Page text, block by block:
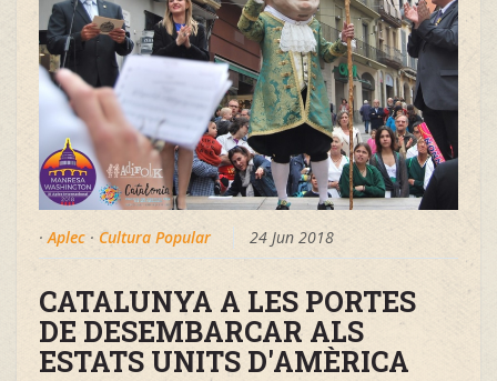
·Aplec · Cultura Popular 24 Jun 2018
CATALUNYA A LES PORTES
DE DESEMBARCAR ALS
ESTATS UNITS D'AMÈRICA